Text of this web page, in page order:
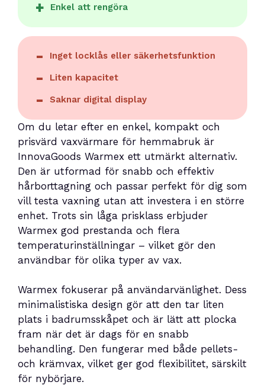
Enkel att rengöra
Inget locklås eller säkerhetsfunktion
Liten kapacitet
Saknar digital display
Om du letar efter en enkel, kompakt och
prisvärd vaxvärmare för hemmabruk är
InnovaGoods Warmex ett utmärkt alternativ.
Den är utformad för snabb och effektiv
hårborttagning och passar perfekt för dig som
vill testa vaxning utan att investera i en större
enhet. Trots sin låga prisklass erbjuder
Warmex god prestanda och flera
temperaturinställningar – vilket gör den
användbar för olika typer av vax.
Warmex fokuserar på användarvänlighet. Dess
minimalistiska design gör att den tar liten
plats i badrumsskåpet och är lätt att plocka
fram när det är dags för en snabb
behandling. Den fungerar med både pellets-
och krämvax, vilket ger god flexibilitet, särskilt
för nybörjare.